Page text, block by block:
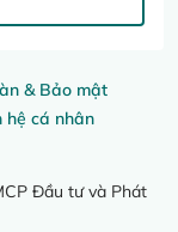
& Bảo mật
hệ cá nhân
Đầu tư và Phát